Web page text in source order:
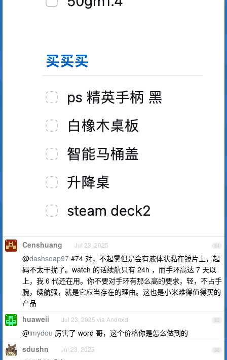
84
Censhuang Jul 23, 2025
@dashsoap97 #74 对，不起雾但是会有液体状黏在镜片上，起
码不太干扰了。watch 的话续航只有 24h ，而手环高达 7 天以
上，我 6 代还在用。你不要对手环有那么高的要求，轻，不占手
腕，续航强，就是它应当存在的理由。这也是小米难得值得买的
产品
85
huaweii Jul 23, 2025 via Android
@imydou 厉害了 word 哥，这个价格你是怎么做到的
86
sdushn Jul 23, 2025